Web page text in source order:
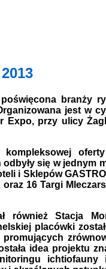
branży
jest w
Expo, przy ulicy
się w jednym
i Sklepów
16 Targi
również Stacja
placówki
idea projektu
ichtiofauny